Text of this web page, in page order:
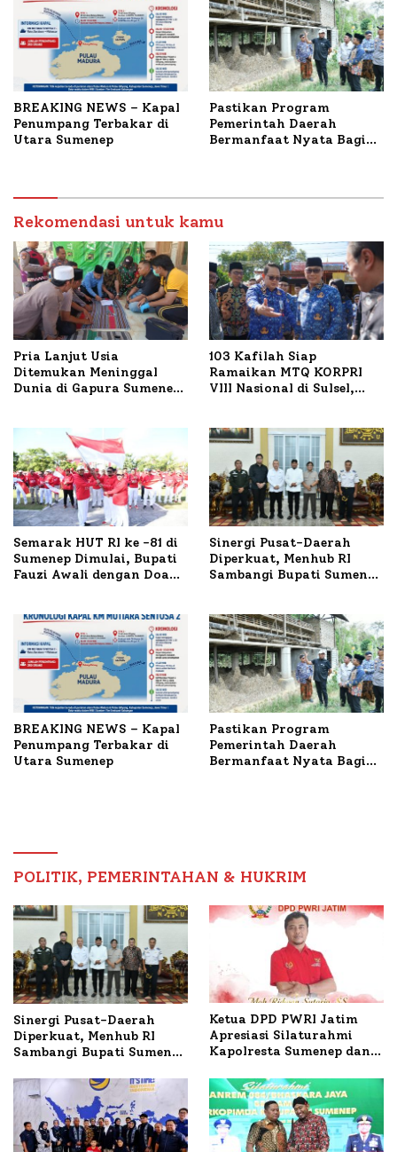
BREAKING NEWS – Kapal
Penumpang Terbakar di
Utara Sumenep
Pastikan Program
Pemerintah Daerah
Bermanfaat Nyata Bagi
Petelur di Desa Bataal
Timur
Rekomendasi untuk kamu
Pria Lanjut Usia
Ditemukan Meninggal
Dunia di Gapura Sumenep,
103 Kafilah Siap
Ramaikan MTQ KORPRI
VIII Nasional di Sulsel,
Semarak HUT RI ke -81 di
Sumenep Dimulai, Bupati
Fauzi Awali dengan Doa
Sinergi Pusat-Daerah
Diperkuat, Menhub RI
Sambangi Bupati Sumenep
BREAKING NEWS – Kapal
Penumpang Terbakar di
Utara Sumenep
Pastikan Program
Pemerintah Daerah
Bermanfaat Nyata Bagi
POLITIK, PEMERINTAHAN & HUKRIM
Sinergi Pusat-Daerah
Diperkuat, Menhub RI
Sambangi Bupati Sumenep
Mutiara Sentosa II
Ketua DPD PWRI Jatim
Apresiasi Silaturahmi
Kapolresta Sumenep dan
Ideal Polri-Pers